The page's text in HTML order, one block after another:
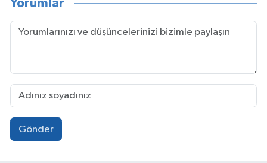
Yorumlar
Gönder